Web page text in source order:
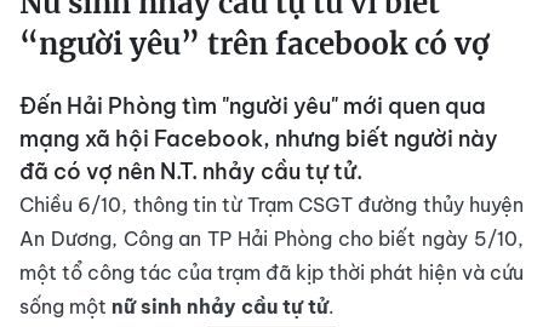
“người yêu” trên facebook có vợ
Đến Hải Phòng tìm "người yêu" mới quen qua
mạng xã hội Facebook, nhưng biết người này
đã có vợ nên N.T. nhảy cầu tự tử.
Chiều 6/10, thông tin từ Trạm CSGT đường thủy huyện
An Dương, Công an TP Hải Phòng cho biết ngày 5/10,
một tổ công tác của trạm đã kịp thời phát hiện và cứu
sống một nữ sinh nhảy cầu tự tử.